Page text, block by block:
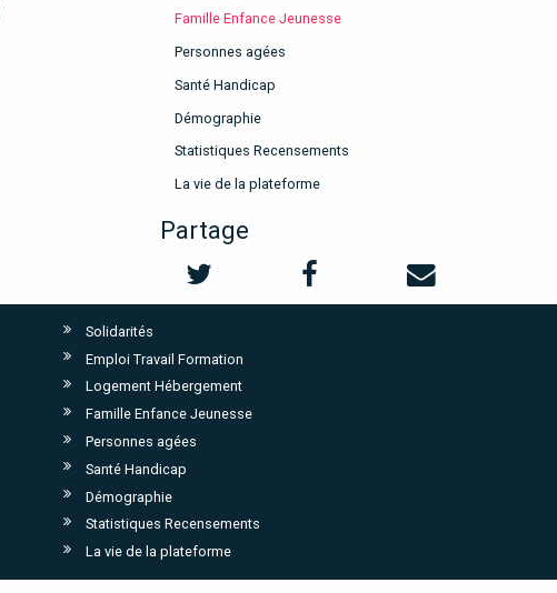
Famille Enfance Jeunesse
Personnes agées
Santé Handicap
Démographie
Statistiques Recensements
La vie de la plateforme
Partage
Solidarités
Emploi Travail Formation
Logement Hébergement
Famille Enfance Jeunesse
Personnes agées
Santé Handicap
Démographie
Statistiques Recensements
La vie de la plateforme